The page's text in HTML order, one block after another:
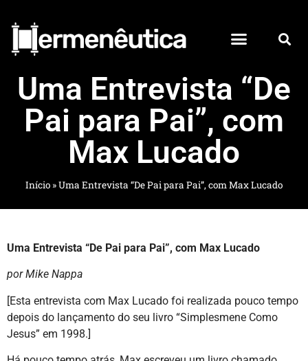
Uma Entrevista “De
Pai para Pai”, com
Max Lucado
Início »Uma Entrevista “De Pai para Pai”, com Max Lucado
Uma Entrevista “De Pai para Pai”, com Max Lucado
por Mike Nappa
[Esta entrevista com Max Lucado foi realizada pouco tempo
depois do lançamento do seu livro “Simplesmene Como
Jesus” em 1998.]